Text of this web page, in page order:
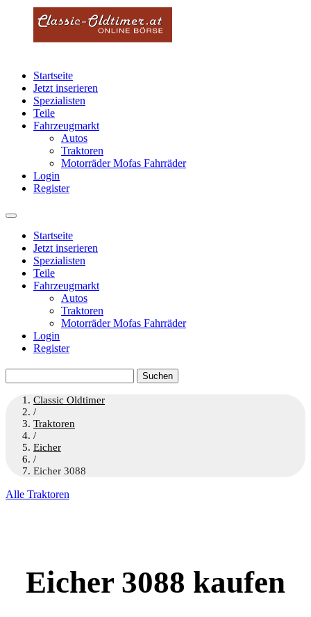
Startseite
Jetzt inserieren
Spezialisten
Teile
Fahrzeugmarkt
Autos
Traktoren
Motorräder Mofas Fahrräder
Login
Register
Startseite
Jetzt inserieren
Spezialisten
Teile
Fahrzeugmarkt
Autos
Traktoren
Motorräder Mofas Fahrräder
Login
Register
nach:
Classic Oldtimer
/
Traktoren
/
Eicher
/
Eicher 3088
Alle Traktoren
Eicher 3088 kaufen